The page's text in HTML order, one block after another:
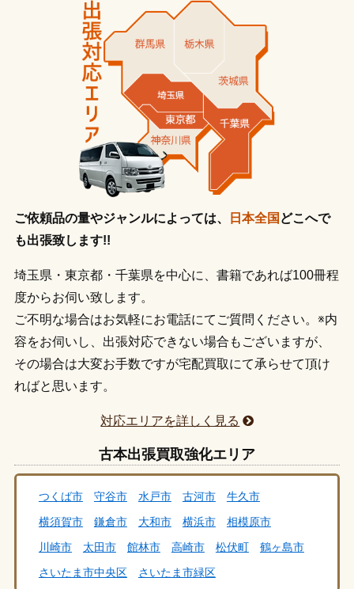
ご依頼品の量やジャンルによっては、 日本全国 どこへで
も出張致します!!
埼玉県・東京都・千葉県を中心に、書籍であれば100冊程
度からお伺い致します。
ご不明な場合はお気軽にお電話にてご質問ください。※内
容をお伺いし、出張対応できない場合もございますが、
その場合は大変お手数ですが宅配買取にて承らせて頂け
ればと思います。
対応エリアを詳しく見る
古本出張買取強化エリア
つくば市 守谷市 水戸市 古河市
牛久市
横須賀市
鎌倉市 大和市 横浜市
相模原市
川崎市
太田市 館林市 高崎市 松伏町
鶴ヶ島市
さいたま市中央区
さいたま市緑区